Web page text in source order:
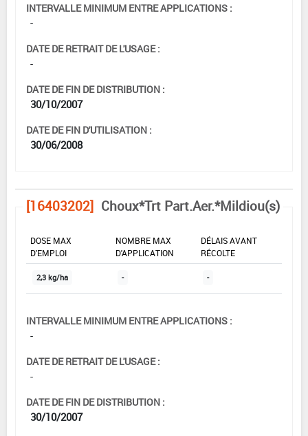
INTERVALLE MINIMUM ENTRE APPLICATIONS :
-
DATE DE RETRAIT DE L'USAGE :
-
DATE DE FIN DE DISTRIBUTION :
30/10/2007
DATE DE FIN D'UTILISATION :
30/06/2008
[16403202] Choux*Trt Part.Aer.*Mildiou(s)
DOSE MAX
D'EMPLOI
NOMBRE MAX
D'APPLICATION
DÉLAIS AVANT
RÉCOLTE
2,3 kg/ha - -
INTERVALLE MINIMUM ENTRE APPLICATIONS :
-
DATE DE RETRAIT DE L'USAGE :
-
DATE DE FIN DE DISTRIBUTION :
30/10/2007